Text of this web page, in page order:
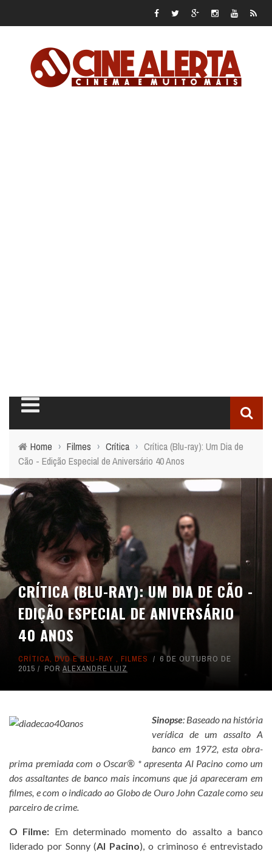
Home › Filmes › Crítica › Crítica (Blu-ray): Um Dia de
Cão - Edição Especial de Aniversário 40 Anos
CRÍTICA (BLU-RAY): UM DIA DE CÃO -
EDIÇÃO ESPECIAL DE ANIVERSÁRIO
40 ANOS
CRÍTICA,DVD E BLU-RAY , FILMES
6 DE OUTUBRO DE
2015
POR ALEXANDRE LUIZ
Sinopse: Baseado na história
verídica de um assalto A
banco em 1972, esta obra-
prima premiada com o Oscar® * apresenta Al Pacino como um
dos assaltantes de banco mais incomuns que já apareceram em
filmes, e com o indicado ao Globo de Ouro John Cazale como seu
parceiro de crime.
O Filme: Em determinado momento do assalto a banco
liderado por Sonny (Al Pacino), o criminoso é entrevistado